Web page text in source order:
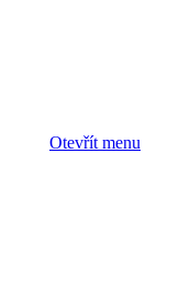
Otevřít menu